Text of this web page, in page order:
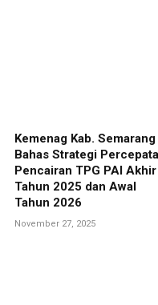
Kemenag Kab. Semarang
Bahas Strategi
Pencairan TPG PAI Akhir
Tahun 2025 dan Awal
Tahun 2026
November 27, 2025